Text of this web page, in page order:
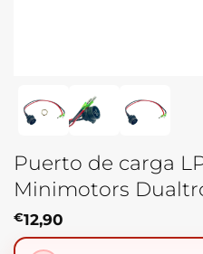
Puerto de carga
Minimotors
€12,90